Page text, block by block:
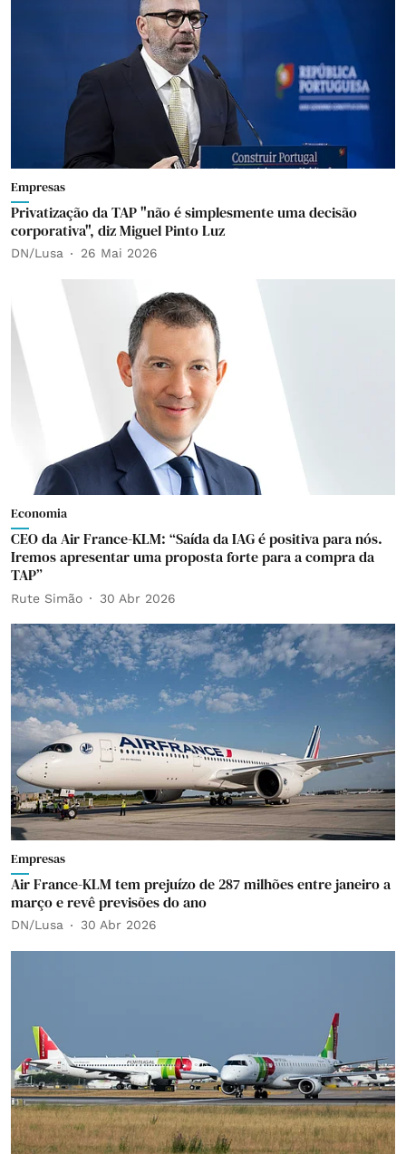
Empresas
Privatização da TAP "não é simplesmente uma decisão
corporativa", diz Miguel Pinto Luz
DN/Lusa 26 Mai 2026
Economia
CEO da Air France-KLM: “Saída da IAG é positiva para nós.
Iremos apresentar uma proposta forte para a compra da
TAP”
Rute Simão 30 Abr 2026
Empresas
Air France-KLM tem prejuízo de 287 milhões entre janeiro a
março e revê previsões do ano
DN/Lusa 30 Abr 2026